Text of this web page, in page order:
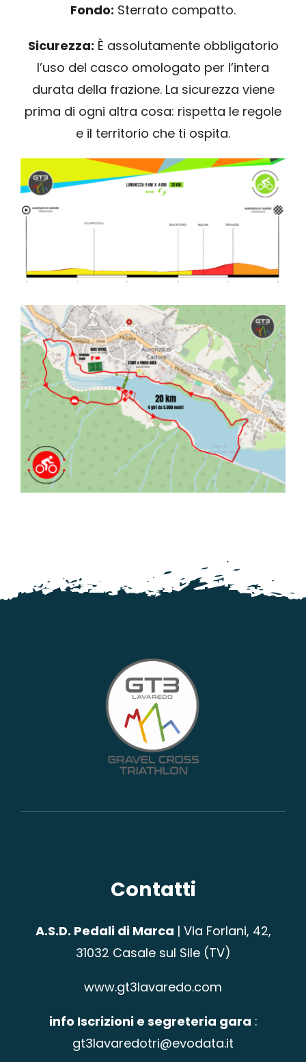
Fondo: Sterrato compatto.
Sicurezza: È assolutamente obbligatorio
l’uso del casco omologato per l’intera
durata della frazione. La sicurezza viene
prima di ogni altra cosa: rispetta le regole
e il territorio che ti ospita.
Contatti
A.S.D. Pedali di Marca | Via Forlani, 42,
31032 Casale sul Sile (TV)
www.gt3lavaredo.com
info Iscrizioni e segreteria gara :
gt3lavaredotri@evodata.it